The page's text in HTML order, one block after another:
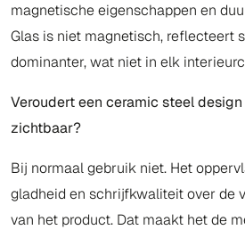
magnetische eigenschappen en
Glas is niet magnetisch, reflecteert
dominanter, wat niet in elk
Veroudert een ceramic steel
zichtbaar?
Bij normaal gebruik niet. Het
gladheid en schrijfkwaliteit over de
van het product. Dat maakt het de